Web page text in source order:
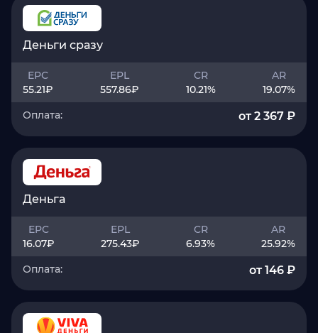
Деньги сразу
EPC
55.21₽
EPL
557.86₽
CR
10.21%
AR
19.07%
Оплата:
от 2 367 ₽
Деньга
EPC
16.07₽
EPL
275.43₽
CR
6.93%
AR
25.92%
Оплата:
от 146 ₽